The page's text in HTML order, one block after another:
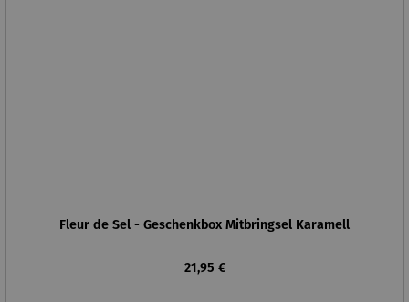
Fleur de Sel - Geschenkbox Mitbringsel Karamell
Regulärer Preis:
21,95 €